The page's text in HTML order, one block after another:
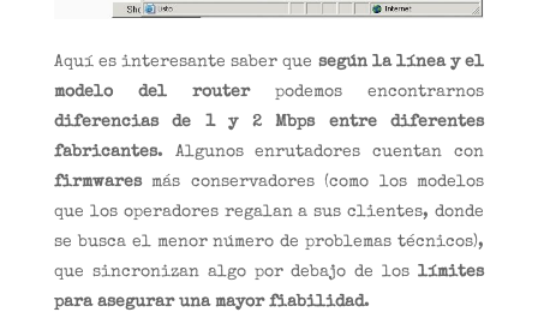
Aquí es interesante saber que según la línea y el
modelo del routerpodemos encontrarnos
diferencias de 1 y 2 Mbps entre diferentes
fabricantes. Algunos enrutadores cuentan con
firmwaresmás conservadores (como los modelos
que los operadores regalan a sus clientes, donde
se busca el menor número de problemas técnicos),
que sincronizan algo por debajo de loslímites
para asegurar una mayor fiabilidad.